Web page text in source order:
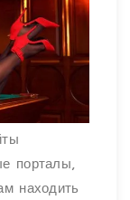
порталы,
находить